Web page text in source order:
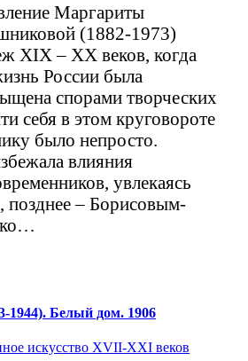
Маргариты
(1882-1973)
XIX – XX веков, когда
России была
спорами творческих
себя в этом круговороте
было непросто.
влияния
увлекаясь
позднее – Борисовым-
Белый дом. 1906
искусство XVII-XXI веков